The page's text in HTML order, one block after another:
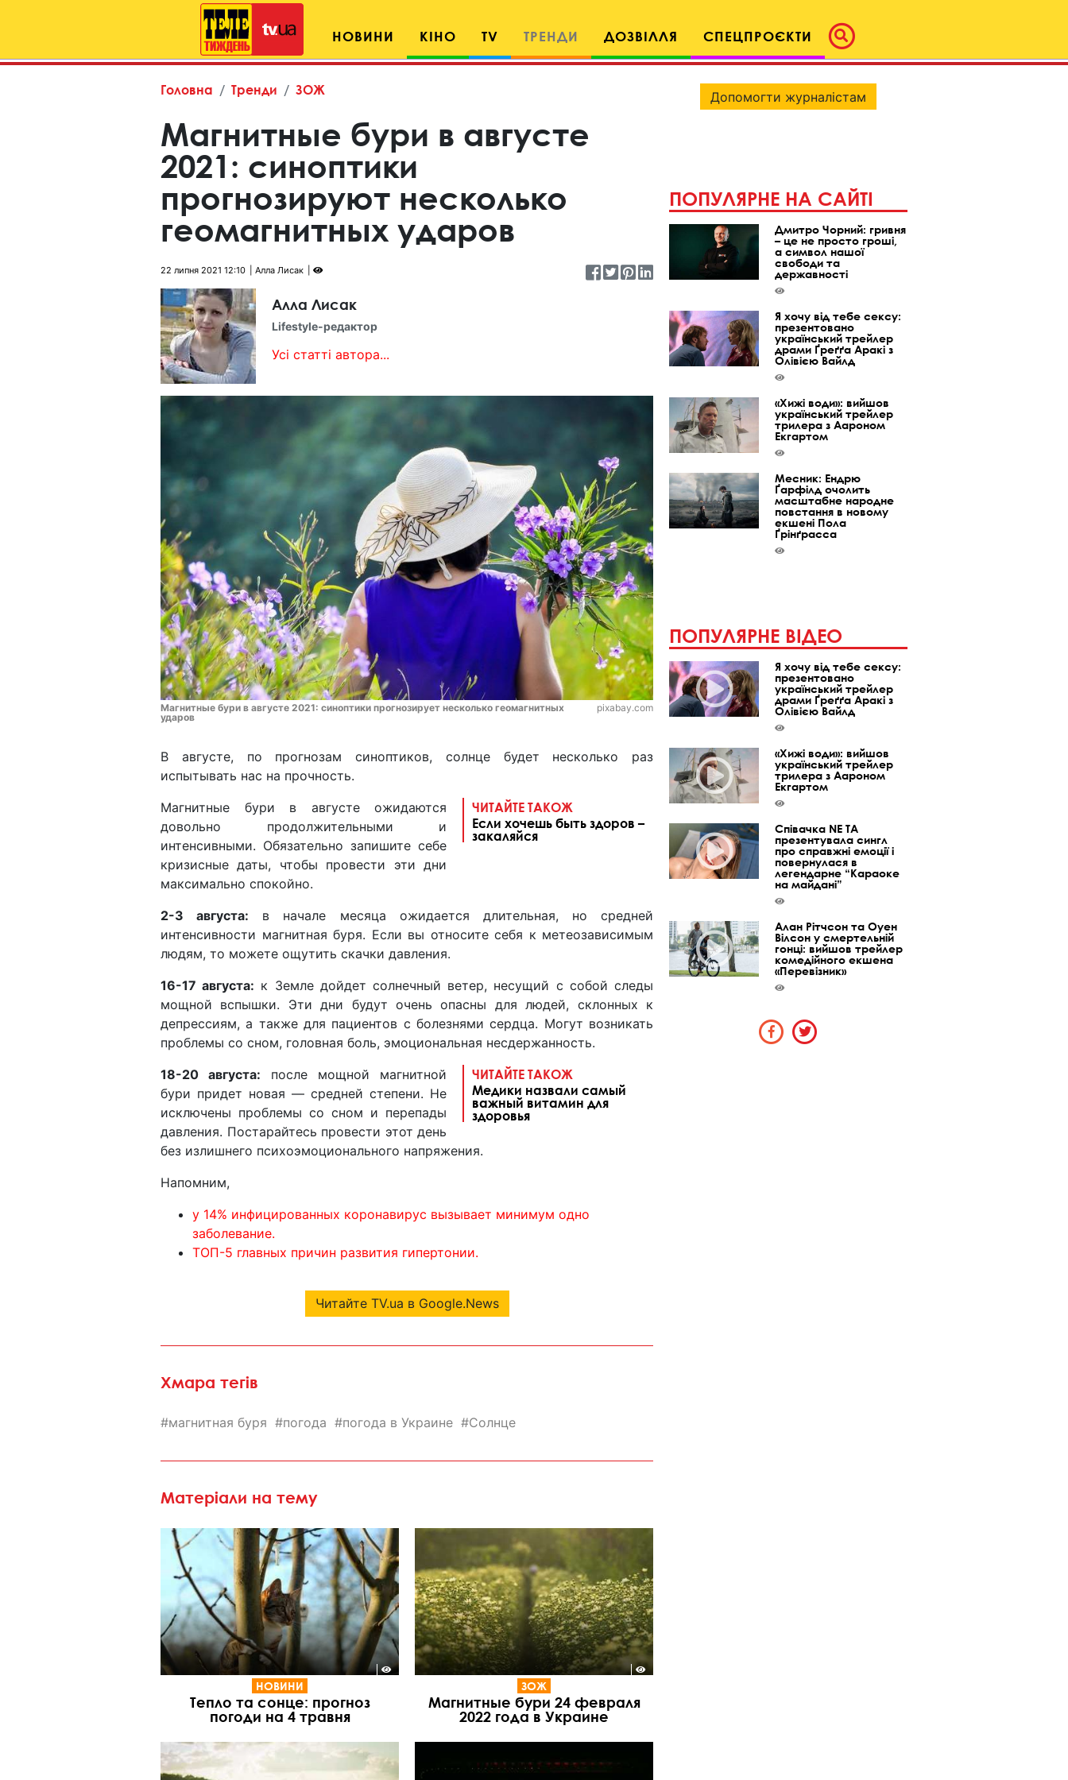
НОВИНИ КІНО TV ТРЕНДИ ДОЗВІЛЛЯ СПЕЦПРОЄКТИ
Головна Тренди ЗОЖ
Магнитные бури в августе
2021: синоптики
прогнозируют несколько
геомагнитных ударов
22 липня 2021 12:10 Алла Лисак
Алла Лисак
Lifestyle-редактор
Усі статті автора...
Магнитные бури в августе 2021: синоптики прогнозирует несколько геомагнитных
ударов
pixabay.com
В августе, по прогнозам синоптиков, солнце будет несколько раз
испытывать нас на прочность.
ЧИТАЙТЕ ТАКОЖ
Если хочешь быть здоров –
закаляйся
Магнитные бури в августе ожидаются
довольно продолжительными и
интенсивными. Обязательно запишите себе
кризисные даты, чтобы провести эти дни
максимально спокойно.
2-3 августа: в начале месяца ожидается длительная, но средней
интенсивности магнитная буря. Если вы относите себя к метеозависимым
людям, то можете ощутить скачки давления.
16-17 августа: к Земле дойдет солнечный ветер, несущий с собой следы
мощной вспышки. Эти дни будут очень опасны для людей, склонных к
депрессиям, а также для пациентов с болезнями сердца. Могут возникать
проблемы со сном, головная боль, эмоциональная несдержанность.
ЧИТАЙТЕ ТАКОЖ
Медики назвали самый
важный витамин для
здоровья
18-20 августа: после мощной магнитной
бури придет новая — средней степени. Не
исключены проблемы со сном и перепады
давления. Постарайтесь провести этот день
без излишнего психоэмоционального напряжения.
Напомним,
у 14% инфицированных коронавирус вызывает минимум одно
заболевание.
ТОП-5 главных причин развития гипертонии.
Читайте TV.ua в Google.News
Хмара тегів
магнитная буря погода погода в Украине Солнце
Матеріали на тему
НОВИНИ
Тепло та сонце: прогноз
погоди на 4 травня
ЗОЖ
Магнитные бури 24 февраля
2022 года в Украине
Допомогти журналістам
ПОПУЛЯРНЕ НА САЙТІ
Дмитро Чорний: гривня
– це не просто гроші,
а символ нашої
свободи та
державності
Я хочу від тебе сексу:
презентовано
український трейлер
драми Ґреґґа Аракі з
Олівією Вайлд
«Хижі води»: вийшов
український трейлер
трилера з Аароном
Екгартом
Месник: Ендрю
Ґарфілд очолить
масштабне народне
повстання в новому
екшені Пола
Ґрінґрасса
ПОПУЛЯРНЕ ВІДЕО
Я хочу від тебе сексу:
презентовано
український трейлер
драми Ґреґґа Аракі з
Олівією Вайлд
«Хижі води»: вийшов
український трейлер
трилера з Аароном
Екгартом
Співачка NE TA
презентувала сингл
про справжні емоції і
повернулася в
легендарне “Караоке
на майдані”
Алан Рітчсон та Оуен
Вілсон у смертельній
гонці: вийшов трейлер
комедійного екшена
«Перевізник»